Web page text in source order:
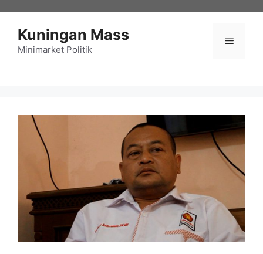
Kuningan Mass
Minimarket Politik
Menu